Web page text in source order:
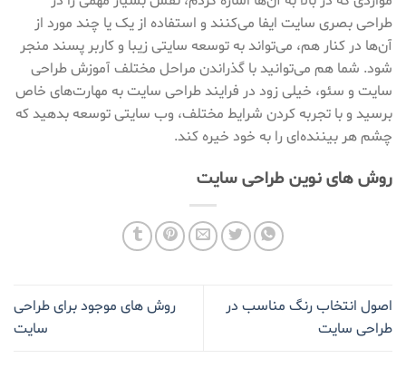
طراحی بصری سایت ایفا می‌کنند و استفاده از یک یا چند مورد از
آن‌ها در کنار هم، می‌تواند به توسعه سایتی زیبا و کاربر پسند منجر
شود. شما هم می‌توانید با گذراندن مراحل مختلف آموزش طراحی
سایت و سئو، خیلی زود در فرایند طراحی سایت به مهارت‌های خاص
برسید و با تجربه کردن شرایط مختلف، وب سایتی توسعه بدهید که
چشم هر بیننده‌ای را به خود خیره کند.
روش های نوین طراحی سایت
اصول انتخاب رنگ مناسب در
طراحی سایت
روش های موجود برای طراحی
سایت